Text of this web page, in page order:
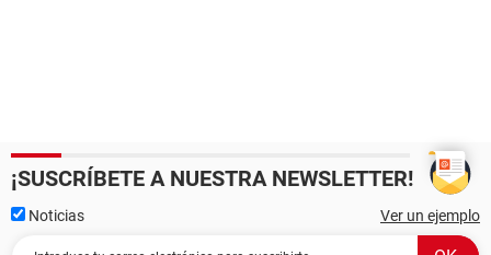
¡SUSCRÍBETE A NUESTRA NEWSLETTER!
Noticias Ver un ejemplo